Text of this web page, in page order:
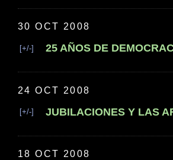
30 OCT 2008
[+/-] 25 AÑOS DE
24 OCT 2008
[+/-] JUBILACIONES Y LAS
18 OCT 2008